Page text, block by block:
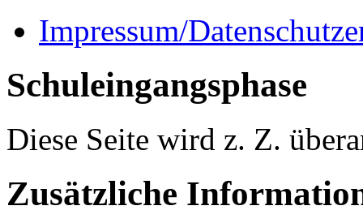
Impressum/
Schuleingangsphase
Diese Seite wird z. Z.
Zusätzliche